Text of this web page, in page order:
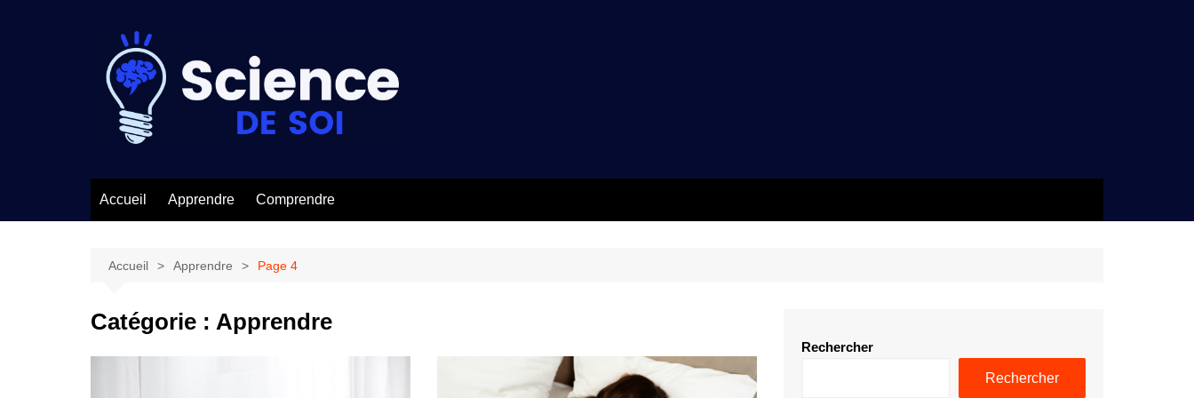
Accueil Apprendre Comprendre
Accueil Apprendre Page 4
Catégorie : Apprendre
Rechercher
Rechercher